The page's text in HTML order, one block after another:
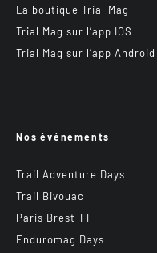
La boutique Trial Mag
Trial Mag sur l’app IOS
Trial Mag sur l’app Android
Nos événements
Trail Adventure Days
Trail Bivouac
Paris Brest TT
Enduromag Days